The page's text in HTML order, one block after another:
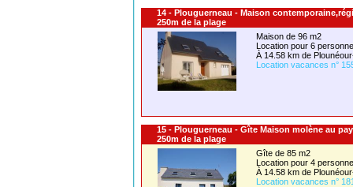
14 - Plouguerneau - Maison
250m de la plage
Maison de 96 m2
Location pour 6
À 14.58 km de
Location vacances n°
15 - Plouguerneau - Gîte Maison molène au
250m de la plage
Gîte de 85 m2
Location pour 4
À 14.58 km de
Location vacances n°